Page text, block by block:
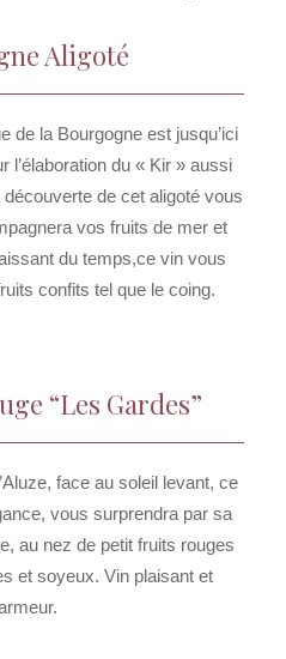
Aligoté
de la Bourgogne est jusqu’ici
l’élaboration du « Kir » aussi
de cet aligoté vous
vos fruits de mer et
du temps,ce vin vous
confits tel que le coing.
“Les Gardes”
face au soleil levant, ce
vous surprendra par sa
au nez de petit fruits rouges
et soyeux. Vin plaisant et